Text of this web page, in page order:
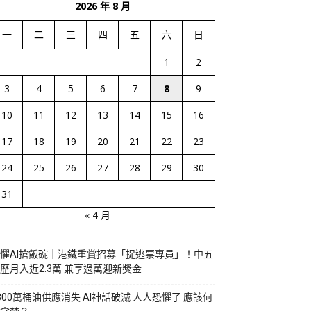
2026 年 8 月
一 二 三 四 五 六 日
1
2
3
4 5 6 7 8
9
10
11 12 13 14 15
16
17
18 19 20 21 22
23
24
25 26 27 28 29
30
31
« 4 月
AI搶飯碗｜港鐵重賞招募「捉逃票專員」！中五
月入近2.3萬 兼享過萬迎新獎金
萬桶油供應消失 AI神話破滅 人人恐懼了 應該何